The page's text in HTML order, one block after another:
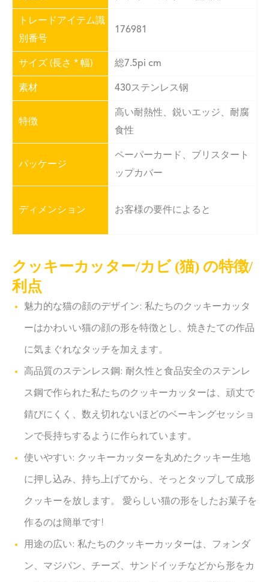
トレードアイテム識
別番号
176981
サイズ (長さ * 幅) 総7.5pi cm
素材 430ステンレス钢
特徴
高い耐熱性、鋭いエッジ、耐腐
食性
パッケージ
ペーパーカード、ブリスタート
ップカバー
ディメンション お客様の要件によると
クッキーカッター/カビ (猫) の特徴/
利点
魅力的な猫の顔のデザイン: 私たちのクッキーカッタ
ーはかわいい猫の顔の形を特徴とし、焼きたての作品
に気まぐれなタッチを加えます。
高品質のステンレス鋼: 耐久性と食品安全のステンレ
ス鋼で作られた私たちのクッキーカッターは、頑丈で
錆びにくく、数え切れないほどのベーキングセッショ
ンで長持ちするように作られています。
使いやすい: クッキーカッターを丸めたクッキー生地
に押し込み、持ち上げてから、そっとタップして成形
クッキーを放します。 愛らしい猫の形をしたお菓子を
作るのは簡単です!
用途の広い: 私たちのクッキーカッターは、フォンダ
ン、マジパン、チーズ、サンドイッチなどから形をカ